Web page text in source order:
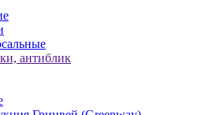
антиблик
Гринвей (Greenway)